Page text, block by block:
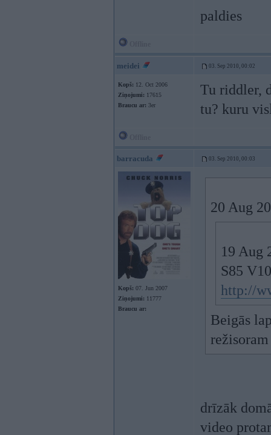
paldies
meidei 03. Sep 2010, 00:02
Kopš: 12. Oct 2006
Ziņojumi: 17615
Braucu ar: 3er
Tu riddler,
tu? kuru
barracuda 03. Sep 2010, 00:03
Kopš: 07. Jun 2007
Ziņojumi: 11777
Braucu ar:
20 Aug
19 Aug
S85
http://
Beigās
drīzāk
video